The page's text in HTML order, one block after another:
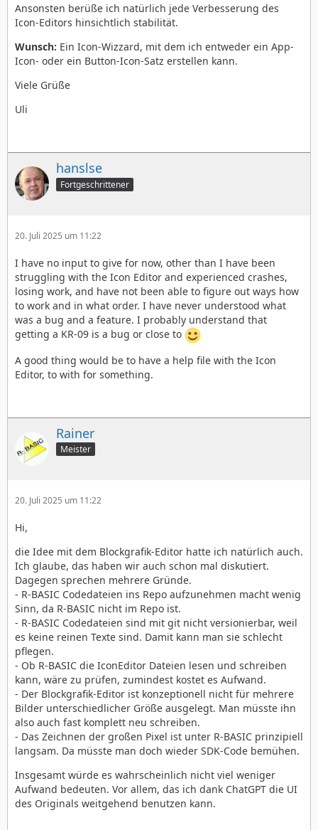
Ansonsten berüße ich natürlich jede Verbesserung des
Icon-Editors hinsichtlich stabilität.
Wunsch: Ein Icon-Wizzard, mit dem ich entweder ein App-
Icon- oder ein Button-Icon-Satz erstellen kann.
Viele Grüße
Uli
hanslse
Fortgeschrittener
20. Juli 2025 um 11:22
I have no input to give for now, other than I have been
struggling with the Icon Editor and experienced crashes,
losing work, and have not been able to figure out ways how
to work and in what order. I have never understood what
was a bug and a feature. I probably understand that
getting a KR-09 is a bug or close to
A good thing would be to have a help file with the Icon
Editor, to with for something.
Rainer
Meister
20. Juli 2025 um 11:22
Hi,
die Idee mit dem Blockgrafik-Editor hatte ich natürlich auch.
Ich glaube, das haben wir auch schon mal diskutiert.
Dagegen sprechen mehrere Gründe.
- R-BASIC Codedateien ins Repo aufzunehmen macht wenig
Sinn, da R-BASIC nicht im Repo ist.
- R-BASIC Codedateien sind mit git nicht versionierbar, weil
es keine reinen Texte sind. Damit kann man sie schlecht
pflegen.
- Ob R-BASIC die IconEditor Dateien lesen und schreiben
kann, wäre zu prüfen, zumindest kostet es Aufwand.
- Der Blockgrafik-Editor ist konzeptionell nicht für mehrere
Bilder unterschiedlicher Größe ausgelegt. Man müsste ihn
also auch fast komplett neu schreiben.
- Das Zeichnen der großen Pixel ist unter R-BASIC prinzipiell
langsam. Da müsste man doch wieder SDK-Code bemühen.
Insgesamt würde es wahrscheinlich nicht viel weniger
Aufwand bedeuten. Vor allem, das ich dank ChatGPT die UI
des Originals weitgehend benutzen kann.